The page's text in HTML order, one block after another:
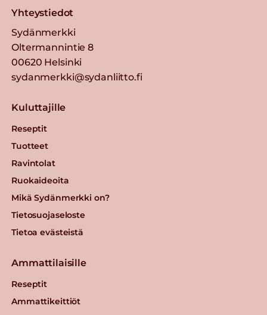
Yhteystiedot
Sydänmerkki
Oltermannintie 8
00620 Helsinki
sydanmerkki@sydanliitto.fi
Kuluttajille
Reseptit
Tuotteet
Ravintolat
Ruokaideoita
Mikä Sydänmerkki on?
Tietosuojaseloste
Tietoa evästeistä
Ammattilaisille
Reseptit
Ammattikeittiöt